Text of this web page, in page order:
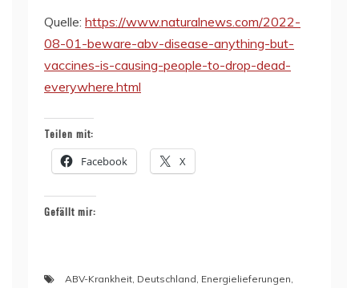
Quelle: https://www.naturalnews.com/2022-
08-01-beware-abv-disease-anything-but-
vaccines-is-causing-people-to-drop-dead-
everywhere.html
Teilen mit:
Facebook X
Gefällt mir:
ABV-Krankheit, Deutschland, Energielieferungen,